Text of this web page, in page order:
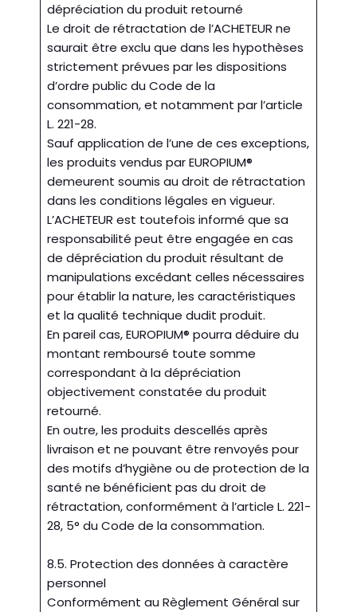
dépréciation du produit retourné
Le droit de rétractation de l’ACHETEUR ne
saurait être exclu que dans les hypothèses
strictement prévues par les dispositions
d’ordre public du Code de la
consommation, et notamment par l’article
L. 221-28.
Sauf application de l’une de ces exceptions,
les produits vendus par EUROPIUM®
demeurent soumis au droit de rétractation
dans les conditions légales en vigueur.
L’ACHETEUR est toutefois informé que sa
responsabilité peut être engagée en cas
de dépréciation du produit résultant de
manipulations excédant celles nécessaires
pour établir la nature, les caractéristiques
et la qualité technique dudit produit.
En pareil cas, EUROPIUM® pourra déduire du
montant remboursé toute somme
correspondant à la dépréciation
objectivement constatée du produit
retourné.
En outre, les produits descellés après
livraison et ne pouvant être renvoyés pour
des motifs d’hygiène ou de protection de la
santé ne bénéficient pas du droit de
rétractation, conformément à l’article L. 221-
28, 5° du Code de la consommation.
8.5. Protection des données à caractère
personnel
Conformément au Règlement Général sur